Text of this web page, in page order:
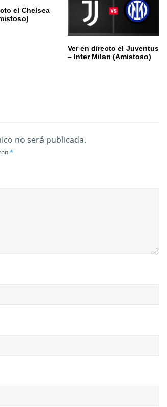
el Chelsea
Ver en directo el Juventus
– Inter Milan (Amistoso)
no será publicada.
*